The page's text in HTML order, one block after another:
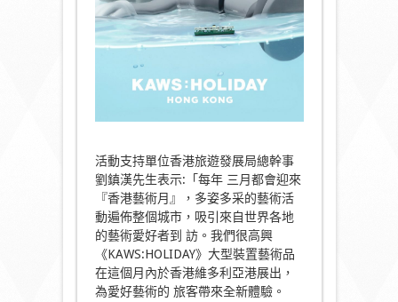
活動支持單位香港旅遊發展局總幹事
劉鎮漢先生表示:「每年 三月都會迎來
『香港藝術月』，多姿多采的藝術活
動遍佈整個城市，吸引來自世界各地
的藝術愛好者到 訪。我們很高興
《KAWS:HOLIDAY》大型裝置藝術品
在這個月內於香港維多利亞港展出，
為愛好藝術的 旅客帶來全新體驗。